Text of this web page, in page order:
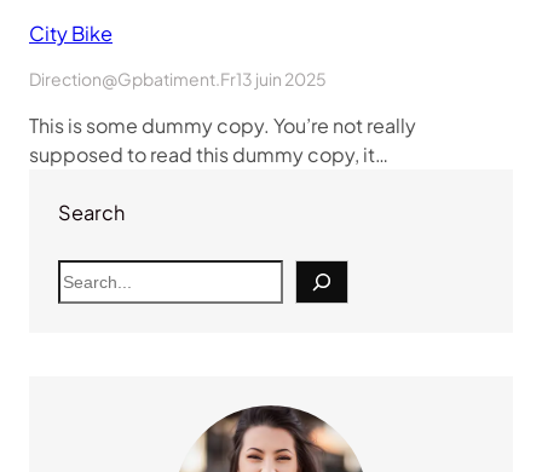
City Bike
Direction@gpbatiment.fr13 juin 2025
This is some dummy copy. You’re not really
supposed to read this dummy copy, it…
Search
S
e